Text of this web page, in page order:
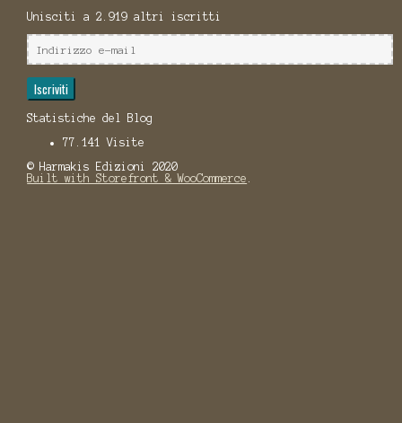
Unisciti a 2.919 altri iscritti
Indirizzo
e-
mail
Iscriviti
Statistiche del Blog
77.141 Visite
© Harmakis Edizioni 2020
Built with Storefront & WooCommerce